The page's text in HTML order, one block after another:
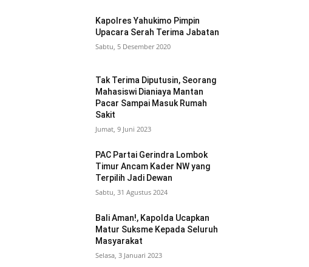
Kapolres Yahukimo Pimpin
Upacara Serah Terima Jabatan
Sabtu, 5 Desember 2020
Tak Terima Diputusin, Seorang
Mahasiswi Dianiaya Mantan
Pacar Sampai Masuk Rumah
Sakit
Jumat, 9 Juni 2023
PAC Partai Gerindra Lombok
Timur Ancam Kader NW yang
Terpilih Jadi Dewan
Sabtu, 31 Agustus 2024
Bali Aman!, Kapolda Ucapkan
Matur Suksme Kepada Seluruh
Masyarakat
Selasa, 3 Januari 2023